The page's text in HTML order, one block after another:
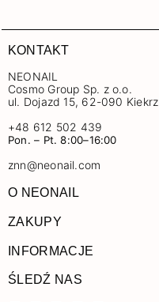
KONTAKT
NEONAIL
Cosmo Group Sp. z o.o.
ul. Dojazd 15, 62-090 Kiekrz
+48 612 502 439
Pon. – Pt. 8:00–16:00
znn@neonail.com
O NEONAIL
ZAKUPY
INFORMACJE
ŚLEDŹ NAS